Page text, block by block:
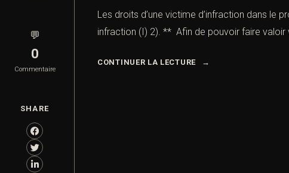
💬
0
Commentaire
SHARE
Les droits d’une victime d’infraction dans le
infraction (I) 2). ** Afin de pouvoir faire
CONTINUER LA LECTURE